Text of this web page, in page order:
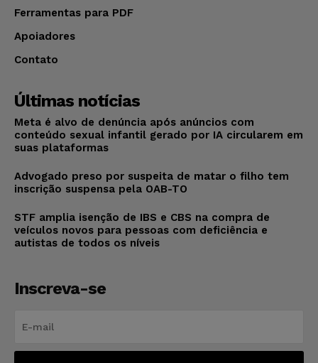
Ferramentas para PDF
Apoiadores
Contato
Últimas notícias
Meta é alvo de denúncia após anúncios com
conteúdo sexual infantil gerado por IA circularem em
suas plataformas
Advogado preso por suspeita de matar o filho tem
inscrição suspensa pela OAB-TO
STF amplia isenção de IBS e CBS na compra de
veículos novos para pessoas com deficiência e
autistas de todos os níveis
Inscreva-se